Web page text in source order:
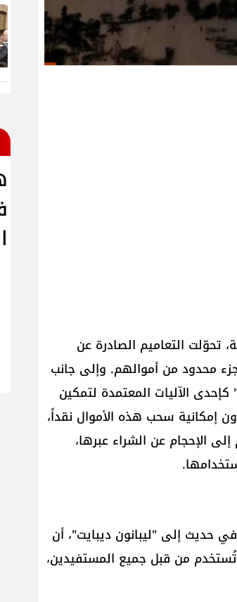
تحوّلت التعاميم الصادرة عن
محدود من أموالهم. وإلى جانب
الآليات المعتمدة لتمكين
إمكانية سحب هذه الأموال نقداً،
الإحجام عن الشراء عبرها،
حديث إلى "ليبانون ديبايت"، أن
من قبل جميع المستفيدين،